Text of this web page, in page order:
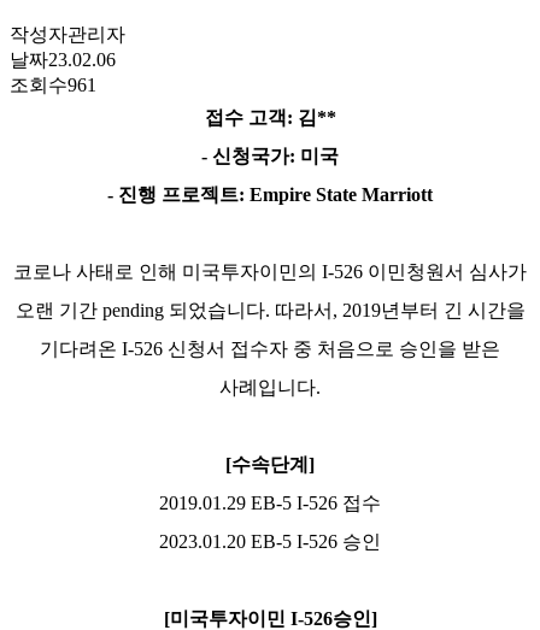
작성자관리자
날짜23.02.06
조회수961
접수 고객: 김**
- 신청국가: 미국
- 진행 프로젝트: Empire State Marriott
코로나 사태로 인해 미국투자이민의 I-526 이민청원서 심사가
오랜 기간pending 되었습니다. 따라서 , 2019년부터 긴 시간을
기다려온 I-526 신청서 접수자 중 처음으로 승인을 받은
사례입니다.
[수속단계 ]
2019.01.29 EB-5 I-526 접수
2023.01.20 EB-5 I-526 승인
[미국투자이민 I-526승인]